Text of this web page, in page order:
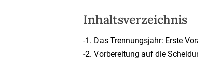
Inhaltsverzeichnis
-1. Das Trennungsjahr: Erste
-2. Vorbereitung auf die